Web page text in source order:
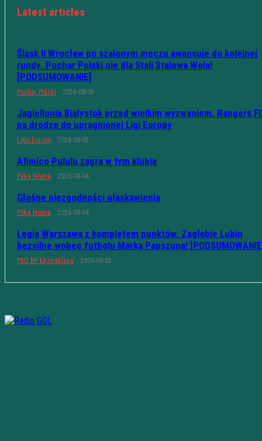
Latest articles
Śląsk II Wrocław po szalonym meczu awansuje do kolejnej
rundy. Puchar Polski nie dla Stali Stalowa Wola!
[PODSUMOWANIE]
Puchar Polski 2026-08-05
Jagiellonia Białystok przed wielkim wyzwaniem. Rangers
na drodze do upragnionej Ligi Europy
Liga Europy 2026-08-05
Afimico Pululu zagra w tym klubie
Piłka Nożna 2026-08-04
Głośne niezgodności ułaskawienia
Piłka Nożna 2026-08-04
Legia Warszawa z kompletem punktów. Zagłębie Lubin
bezsilne wobec futbolu Marka Papszuna!
PKO BP Ekstraklasa 2026-08-02